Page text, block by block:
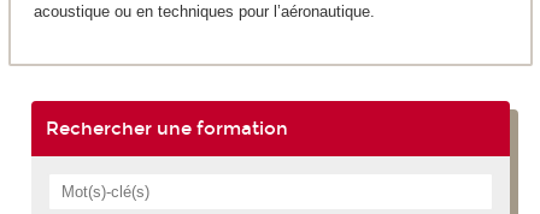
acoustique ou en techniques pour l’aéronautique.
Rechercher une formation